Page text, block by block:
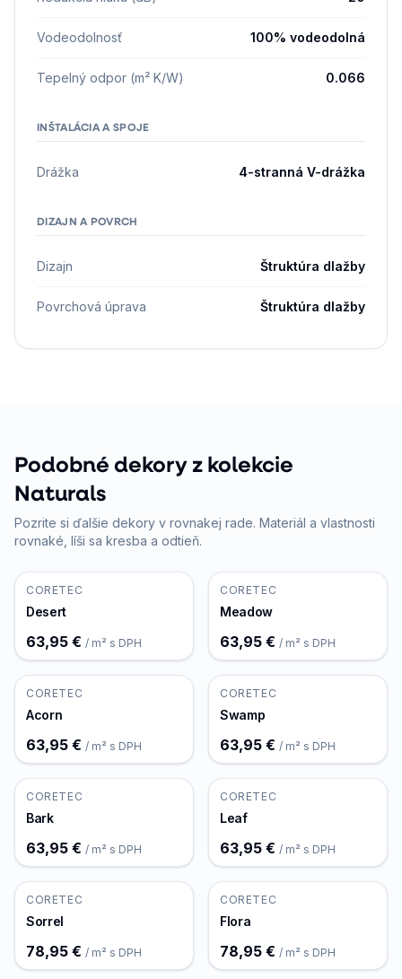
Vodeodolnosť 100% vodeodolná
Tepelný odpor (m² K/W) 0.066
INŠTALÁCIA A SPOJE
Drážka 4-stranná V-drážka
DIZAJN A POVRCH
Dizajn Štruktúra dlažby
Povrchová úprava Štruktúra dlažby
Podobné dekory z kolekcie
Naturals
Pozrite si ďalšie dekory v rovnakej rade. Materiál a vlastnosti
rovnaké, líši sa kresba a odtieň.
CORETEC
Desert
63,95 € / m² s DPH
CORETEC
Meadow
63,95 € / m² s DPH
CORETEC
Acorn
63,95 € / m² s DPH
CORETEC
Swamp
63,95 € / m² s DPH
CORETEC
Bark
63,95 € / m² s DPH
CORETEC
Leaf
63,95 € / m² s DPH
CORETEC
Sorrel
78,95 € / m² s DPH
CORETEC
Flora
78,95 € / m² s DPH